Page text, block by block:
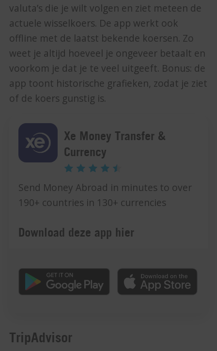
valuta’s die je wilt volgen en ziet meteen de
actuele wisselkoers. De app werkt ook
offline met de laatst bekende koersen. Zo
weet je altijd hoeveel je ongeveer betaalt en
voorkom je dat je te veel uitgeeft. Bonus: de
app toont historische grafieken, zodat je ziet
of de koers gunstig is.
Xe Money Transfer &
Currency
Send Money Abroad in minutes to over
190+ countries in 130+ currencies
Download deze app hier
TripAdvisor